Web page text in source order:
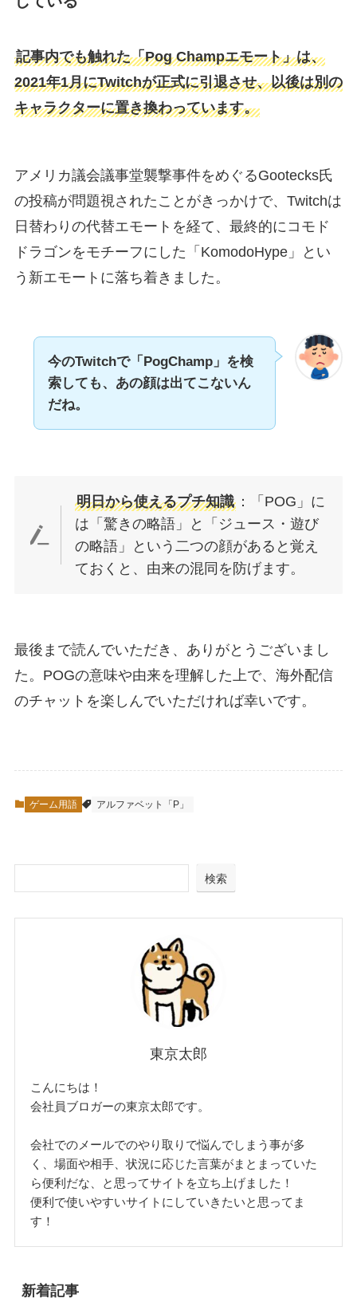
記事内でも触れた「Pog Champエモート」は、
2021年1月にTwitchが正式に引退させ、以後は別の
キャラクターに置き換わっています。
アメリカ議会議事堂襲撃事件をめぐるGootecks氏
の投稿が問題視されたことがきっかけで、Twitchは
日替わりの代替エモートを経て、最終的にコモド
ドラゴンをモチーフにした「KomodoHype」とい
う新エモートに落ち着きました。
今のTwitchで「PogChamp」を検
索しても、あの顔は出てこないん
だね。
明日から使えるプチ知識 ：「POG」に
は「驚きの略語」と「ジュース・遊び
の略語」という二つの顔があると覚え
ておくと、由来の混同を防げます。
最後まで読んでいただき、ありがとうございまし
た。POGの意味や由来を理解した上で、海外配信
のチャットを楽しんでいただければ幸いです。
ゲーム用語 アルファベット「P」
検索
東京太郎
こんにちは！
会社員ブロガーの東京太郎です。
会社でのメールでのやり取りで悩んでしまう事が多
く、場面や相手、状況に応じた言葉がまとまっていた
ら便利だな、と思ってサイトを立ち上げました！
便利で使いやすいサイトにしていきたいと思ってま
す！
新着記事